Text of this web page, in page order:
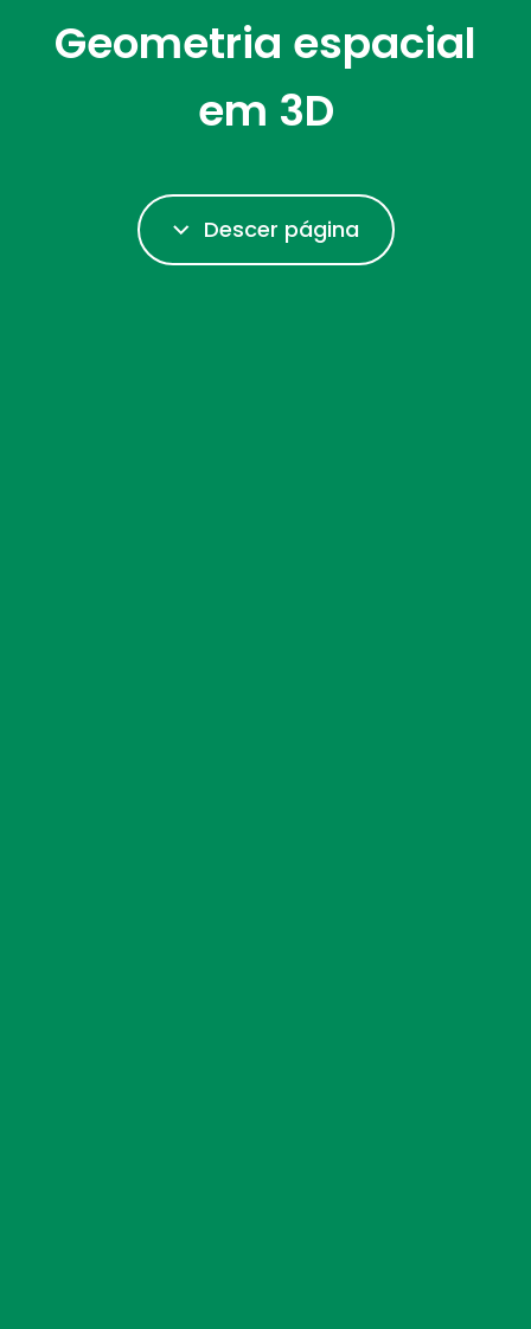
Geometria espacial
em 3D
Descer página